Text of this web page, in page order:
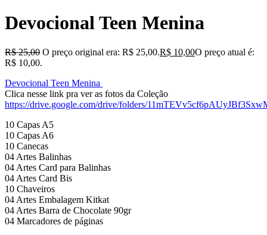
Devocional Teen Menina
R$25,00 O preço original era: R$ 25,00.R$ 10,00O preço atual é:
R$ 10,00.
Devocional Teen Menina
Clica nesse link pra ver as fotos da Coleção
https://drive.google.com/drive/folders/
10 Capas A5
10 Capas A6
10 Canecas
04 Artes Balinhas
04 Artes Card para Balinhas
04 Artes Card Bis
10 Chaveiros
04 Artes Embalagem Kitkat
04 Artes Barra de Chocolate 90gr
04 Marcadores de páginas